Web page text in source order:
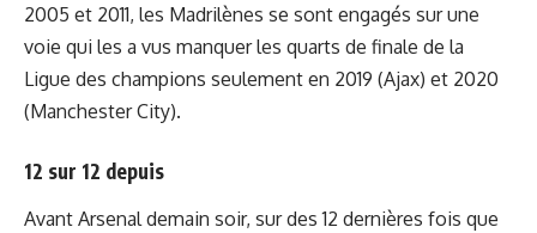
2005 et 2011, les Madrilènes se sont engagés sur une
voie qui les a vus manquer les quarts de finale de la
Ligue des champions seulement en 2019 (Ajax) et 2020
(Manchester City).
12 sur 12 depuis
Avant Arsenal demain soir, sur des 12 dernières fois que